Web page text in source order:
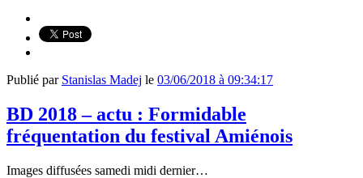
Publié par Stanislas Madej le 03/06/2018 à 09:34:17
BD 2018 – actu : Formidable
fréquentation du festival Amiénois
Images diffusées samedi midi dernier…